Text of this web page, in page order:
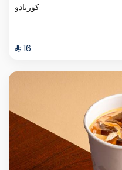
كورتادو
⁨⁦‪‬ 16⁩